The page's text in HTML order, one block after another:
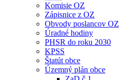
Komisie OZ
Zápisnice z OZ
Obvody poslancov OZ
Úradné hodiny
PHSR do roku 2030
KPSS
Štatút obce
Územný plán obce